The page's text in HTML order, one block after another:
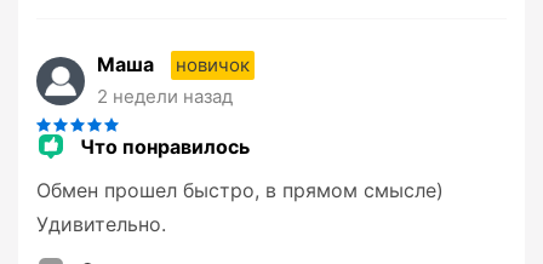
Маша
новичок
2 недели назад
Что понравилось
Обмен прошел быстро, в прямом смысле)
Удивительно.